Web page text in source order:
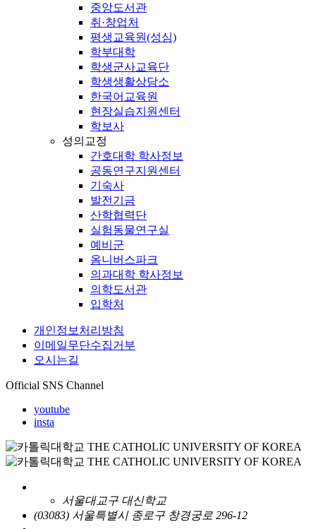
중앙도서관
취·창업처
평생교육원(성심)
학부대학
학생군사교육단
학생생활상담소
한국어교육원
현장실습지원센터
학보사
성의교정
간호대학 학사정보
공동연구지원센터
기숙사
발전기금
산학협력단
실험동물연구실
예비군
옴니버스파크
의과대학 학사정보
의학도서관
입학처
개인정보처리방침
이메일무단수집거부
오시는길
Official SNS Channel
youtube
insta
서울대교구 대신학교
(03083) 서울특별시 종로구 창경궁로 296-12